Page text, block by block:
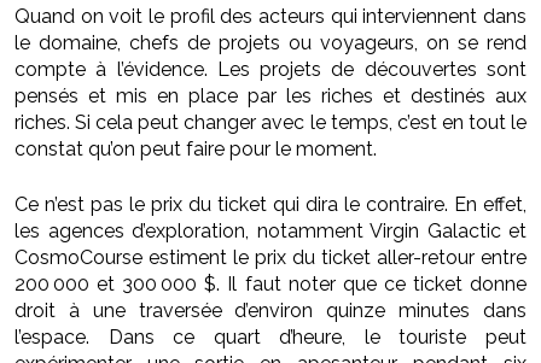
Quand on voit le profil des acteurs qui interviennent dans
le domaine, chefs de projets ou voyageurs, on se rend
compte à l’évidence. Les projets de découvertes sont
pensés et mis en place par les riches et destinés aux
riches. Si cela peut changer avec le temps, c’est en tout le
constat qu’on peut faire pour le moment.
Ce n’est pas le prix du ticket qui dira le contraire. En effet,
les agences d’exploration, notamment Virgin Galactic et
CosmoCourse estiment le prix du ticket aller-retour entre
200 000 et 300 000 $. Il faut noter que ce ticket donne
droit à une traversée d’environ quinze minutes dans
l’espace. Dans ce quart d’heure, le touriste peut